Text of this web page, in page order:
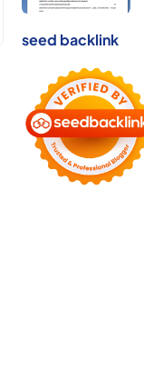
seed backlink